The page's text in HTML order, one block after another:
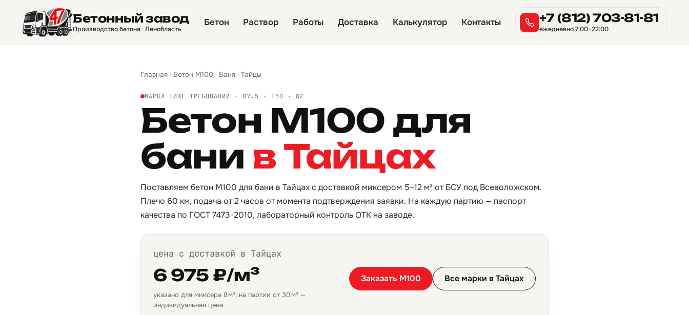
Бетонный завод
Производство бетона · Ленобласть
Бетон Раствор Работы Доставка Калькулятор Контакты +7 (812) 703-81-81
ежедневно 7:00–22:00
Главная · Бетон М100 · Баня · Тайцы
МАРКА НИЖЕ ТРЕБОВАНИЙ · B7,5 · F50 · W2
Бетон М100 для
бани в Тайцах
Поставляем бетон М100 для бани в Тайцах с доставкой миксером 5–12 м³ от БСУ под Всеволожском.
Плечо 60 км, подача от 2 часов от момента подтверждения заявки. На каждую партию — паспорт
качества по ГОСТ 7473-2010, лабораторный контроль ОТК на заводе.
цена с доставкой в Тайцах
6 975 ₽/м³
указано для миксера 8 м³; на партии от 30 м³ —
индивидуальная цена
Заказать М100 Все марки в Тайцах